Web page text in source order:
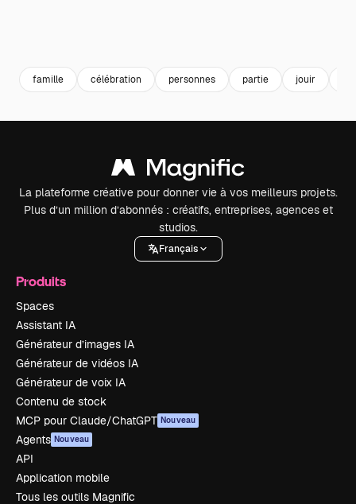
famille célébration personnes partie jouir
La plateforme créative pour donner vie à vos meilleurs projets.
Plus d’un million d’abonnés : créatifs, entreprises, agences et
studios.
Français
Produits
Spaces
Assistant IA
Générateur d’images IA
Générateur de vidéos IA
Générateur de voix IA
Contenu de stock
MCP pour Claude/ChatGPT Nouveau
Agents Nouveau
API
Application mobile
Tous les outils Magnific